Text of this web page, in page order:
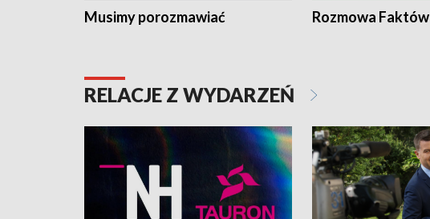
Musimy porozmawiać Rozmowa Faktów
RELACJE Z WYDARZEŃ